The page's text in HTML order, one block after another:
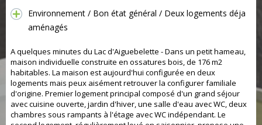
Environnement / Bon état général / Deux logements déja
aménagés
A quelques minutes du Lac d'Aiguebelette - Dans un petit hameau,
maison individuelle construite en ossatures bois, de 176 m2
habitables. La maison est aujourd'hui configurée en deux
logements mais peux aisément retrouver la configurer familiale
d'origine. Premier logement principal composé d'un grand séjour
avec cuisine ouverte, jardin d'hiver, une salle d'eau avec WC, deux
chambres sous rampants à l'étage avec WC indépendant. Le